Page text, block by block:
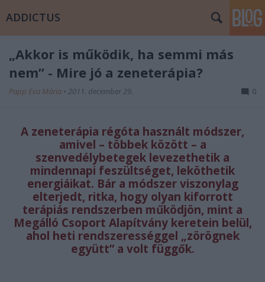
ADDICTUS
„Akkor is működik, ha semmi más
nem” - Mire jó a zeneterápia?
Papp Éva Mária • 2011. december 29. 0
A zeneterápia régóta használt módszer,
amivel – többek között – a
szenvedélybetegek levezethetik a
mindennapi feszültséget, leköthetik
energiáikat. Bár a módszer viszonylag
elterjedt, ritka, hogy olyan kiforrott
terápiás rendszerben működjön, mint a
Megálló Csoport Alapítvány keretein belül,
ahol heti rendszerességgel „zörögnek
együtt” a volt függők.